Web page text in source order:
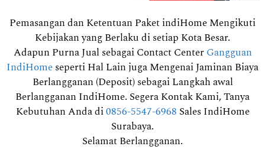
Pemasangan dan Ketentuan Paket indiHome Mengikuti
Kebijakan yang Berlaku di setiap Kota Besar.
Adapun Purna Jual sebagai Contact CenterGangguan
IndiHomeseperti Hal Lain juga Mengenai Jaminan Biaya
Berlangganan (Deposit) sebagai Langkah awal
Berlangganan IndiHome. Segera Kontak Kami, Tanya
Kebutuhan Anda di0856-5547-6968 Sales IndiHome
Surabaya.
Selamat Berlangganan.